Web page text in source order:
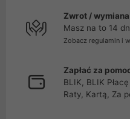
Zwrot /
Masz na to 14
Zobacz regulamin i
Zapłać za
BLIK, BLIK
Raty, Kartą, Za